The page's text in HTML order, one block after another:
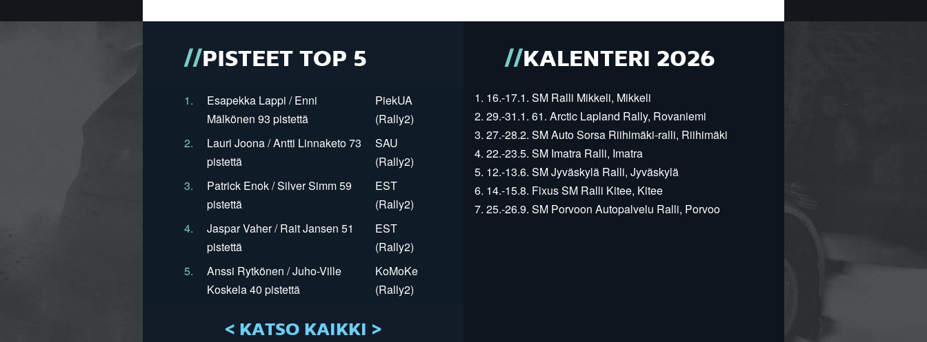
PISTEET TOP 5
1.
Esapekka Lappi / Enni
Mälkönen 93 pistettä
PiekUA
(Rally2)
2.
Lauri Joona / Antti Linnaketo 73
pistettä
SAU
(Rally2)
3.
Patrick Enok / Silver Simm 59
pistettä
EST
(Rally2)
4.
Jaspar Vaher / Rait Jansen 51
pistettä
EST
(Rally2)
5.
Anssi Rytkönen / Juho-Ville
Koskela 40 pistettä
KoMoKe
(Rally2)
< KATSO KAIKKI >
KALENTERI 2026
1. 16.-17.1. SM Ralli Mikkeli, Mikkeli
2. 29.-31.1. 61. Arctic Lapland Rally, Rovaniemi
3. 27.-28.2. SM Auto Sorsa Riihimäki-ralli, Riihimäki
4. 22.-23.5. SM Imatra Ralli, Imatra
5. 12.-13.6. SM Jyväskylä Ralli, Jyväskylä
6. 14.-15.8. Fixus SM Ralli Kitee, Kitee
7. 25.-26.9. SM Porvoon Autopalvelu Ralli, Porvoo